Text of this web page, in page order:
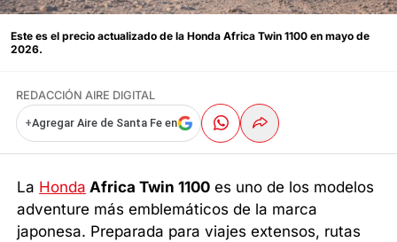
Este es el precio actualizado de la Honda Africa Twin 1100 en mayo de
2026.
REDACCIÓN AIRE DIGITAL
+Agregar Aire de Santa Fe en
La Honda Africa Twin 1100 es uno de los modelos
adventure más emblemáticos de la marca
japonesa. Preparada para viajes extensos, rutas